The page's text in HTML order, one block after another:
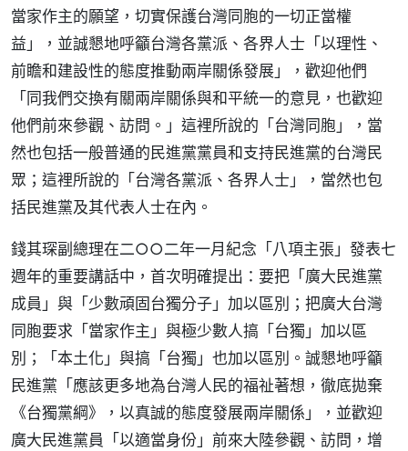
當家作主的願望，切實保護台灣同胞的一切正當權
益」，並誠懇地呼籲台灣各黨派、各界人士「以理性、
前瞻和建設性的態度推動兩岸關係發展」，歡迎他們
「同我們交換有關兩岸關係與和平統一的意見，也歡迎
他們前來參觀、訪問。」這裡所說的「台灣同胞」，當
然也包括一般普通的民進黨黨員和支持民進黨的台灣民
眾；這裡所說的「台灣各黨派、各界人士」，當然也包
括民進黨及其代表人士在內。
錢其琛副總理在二○○二年一月紀念「八項主張」發表七
週年的重要講話中，首次明確提出：要把「廣大民進黨
成員」與「少數頑固台獨分子」加以區別；把廣大台灣
同胞要求「當家作主」與極少數人搞「台獨」加以區
別；「本土化」與搞「台獨」也加以區別。誠懇地呼籲
民進黨「應該更多地為台灣人民的福祉著想，徹底拋棄
《台獨黨綱》，以真誠的態度發展兩岸關係」，並歡迎
廣大民進黨員「以適當身份」前來大陸參觀、訪問，增